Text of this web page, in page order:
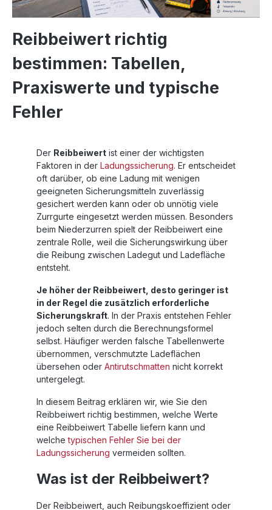
Reibbeiwert richtig
bestimmen: Tabellen,
Praxiswerte und typische
Fehler
Der Reibbeiwert ist einer der wichtigsten
Faktoren in der Ladungssicherung. Er entscheidet
oft darüber, ob eine Ladung mit wenigen
geeigneten Sicherungsmitteln zuverlässig
gesichert werden kann oder ob unnötig viele
Zurrgurte eingesetzt werden müssen. Besonders
beim Niederzurren spielt der Reibbeiwert eine
zentrale Rolle, weil die Sicherungswirkung über
die Reibung zwischen Ladegut und Ladefläche
entsteht.
Je höher der Reibbeiwert, desto geringer ist
in der Regel die zusätzlich erforderliche
Sicherungskraft. In der Praxis entstehen Fehler
jedoch selten durch die Berechnungsformel
selbst. Häufiger werden falsche Tabellenwerte
übernommen, verschmutzte Ladeflächen
übersehen oder Antirutschmatten nicht korrekt
untergelegt.
In diesem Beitrag erklären wir, wie Sie den
Reibbeiwert richtig bestimmen, welche Werte
eine Reibbeiwert Tabelle liefern kann und
welchetypischen Fehler Sie bei der
Ladungssicherung vermeiden sollten.
Was ist der Reibbeiwert?
Der Reibbeiwert, auch Reibungskoeffizient oder